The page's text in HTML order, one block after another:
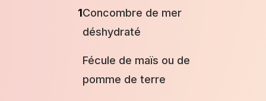
1Concombre de mer
déshydraté
Fécule de maïs ou de
pomme de terre